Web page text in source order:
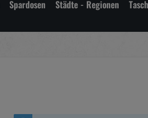
Spardosen Städte - Regionen